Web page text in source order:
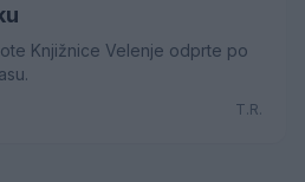
Knjižnice Velenje odprte po
T.R.